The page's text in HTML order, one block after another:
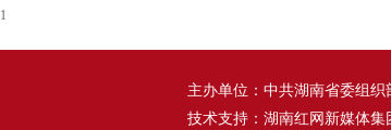
1
主办单位：中共湖南省委组织
技术支持：湖南红网新媒体集